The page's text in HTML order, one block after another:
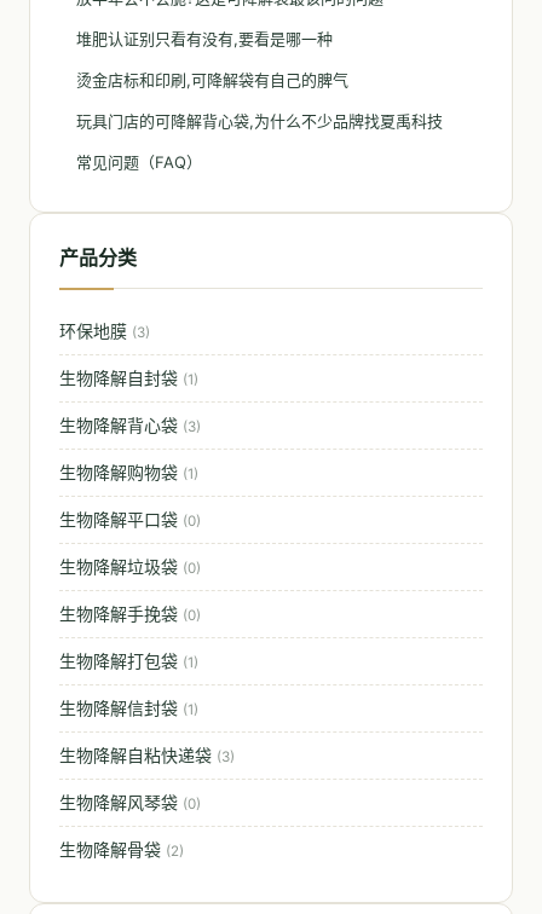
堆肥认证别只看有没有,要看是哪一种
烫金店标和印刷,可降解袋有自己的脾气
玩具门店的可降解背心袋,为什么不少品牌找夏禹科技
常见问题（FAQ）
产品分类
环保地膜 (3)
生物降解自封袋 (1)
生物降解背心袋 (3)
生物降解购物袋 (1)
生物降解平口袋 (0)
生物降解垃圾袋 (0)
生物降解手挽袋 (0)
生物降解打包袋 (1)
生物降解信封袋 (1)
生物降解自粘快递袋 (3)
生物降解风琴袋 (0)
生物降解骨袋 (2)